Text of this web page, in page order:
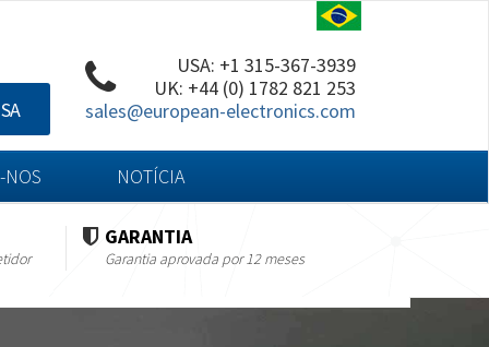
USA: +1 315-367-3939
UK: +44 (0) 1782 821 253
sales@european-electronics.com
NOS NOTÍCIA
GARANTIA
Garantia aprovada por 12 meses